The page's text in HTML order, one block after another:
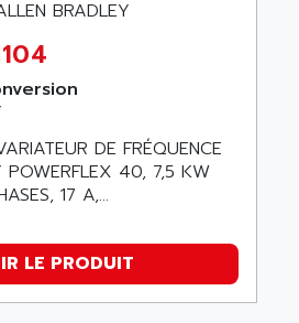
DE FRÉQUENCE
POWERFLEX 40, 7,5 KW
17 A,...
LE PRODUIT